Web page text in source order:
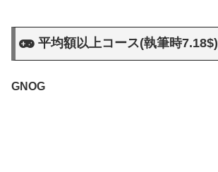
平均額以上コース(執筆時7.18$)
GNOG